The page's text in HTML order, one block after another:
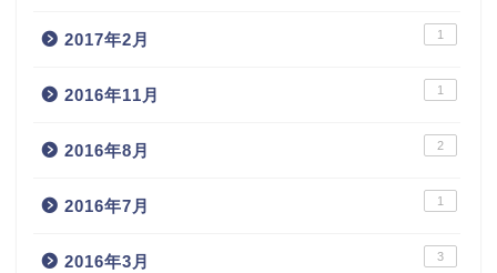
2017年2月 1
2016年11月 1
2016年8月 2
2016年7月 1
2016年3月 3